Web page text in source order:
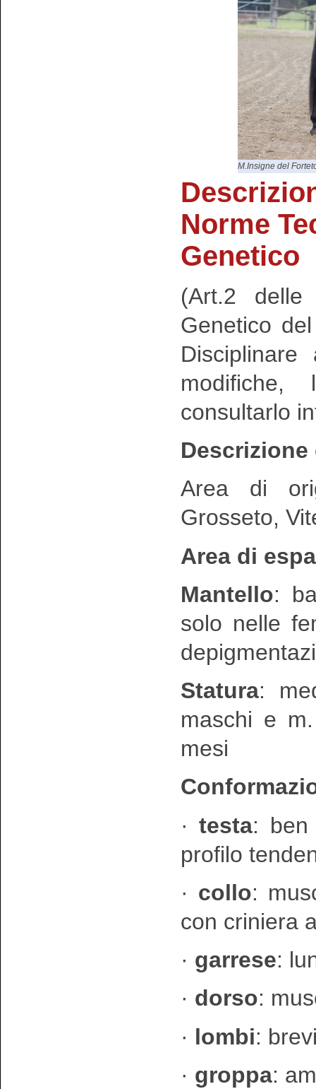
M.Insigne del
Norme
Genetico
(Art.2 delle
Genetico
consultarlo
Descrizione
Area di
Grosseto,
Area di
Mantello:
solo nelle
Statura:
maschi e
mesi
·testa: ben
profilo
· collo:
con criniera
· garrese:
· dorso:
· lombi:
· groppa: